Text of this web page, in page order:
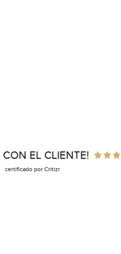
EL CLIENTE!
certificado por Critizr